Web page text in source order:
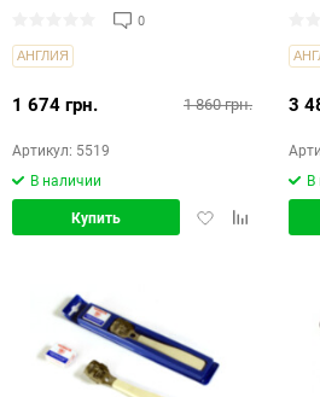
0
АНГЛИЯ
1 860 грн.
1 674 грн.
Артикул: 5519
В наличии
ДобавитьДобавить
Купить
3
В